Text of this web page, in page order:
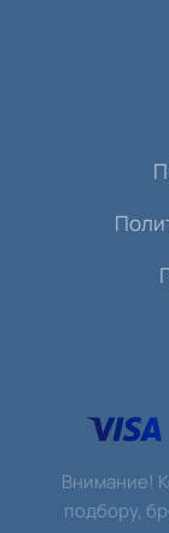
Внимание!
подбору,